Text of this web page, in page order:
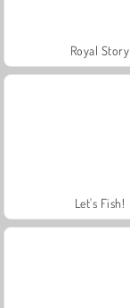
Royal Story
Let's Fish!